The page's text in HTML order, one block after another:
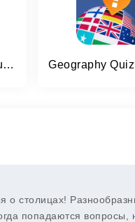
Geography: Flags Quiz Game
о столицах!
попадаются вопросы,